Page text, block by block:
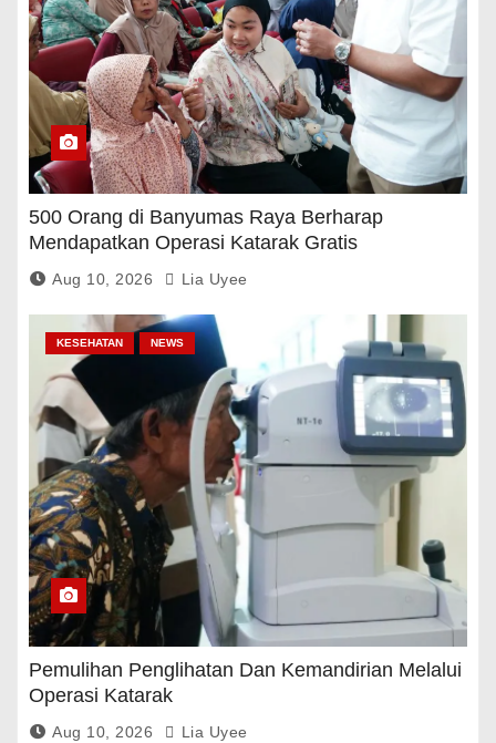
500 Orang di Banyumas Raya Berharap
Mendapatkan Operasi Katarak Gratis
Aug 10, 2026 Lia Uyee
KESEHATAN NEWS
Pemulihan Penglihatan Dan Kemandirian Melalui
Operasi Katarak
Aug 10, 2026 Lia Uyee